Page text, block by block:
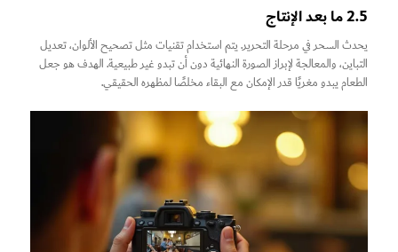
2.5 ما بعد الإنتاج
يحدث السحر في مرحلة التحرير. يتم استخدام تقنيات مثل تصحيح الألوان، تعديل
التباين، والمعالجة لإبراز الصورة النهائية دون أن تبدو غير طبيعية. الهدف هو جعل
الطعام يبدو مغريًا قدر الإمكان مع البقاء مخلصًا لمظهره الحقيقي.